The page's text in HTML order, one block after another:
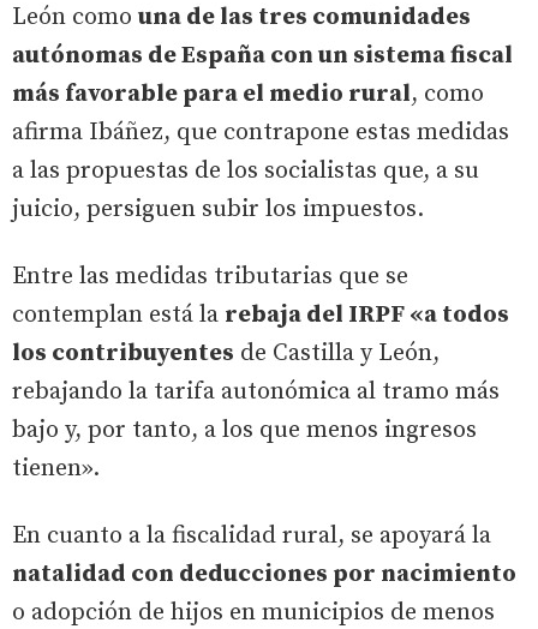
León como una de las tres comunidades
autónomas de España con un sistema fiscal
más favorable para el medio rural, como
afirma Ibáñez, que contrapone estas medidas
a las propuestas de los socialistas que, a su
juicio, persiguen subir los impuestos.
Entre las medidas tributarias que se
contemplan está la rebaja del IRPF «a todos
los contribuyentes de Castilla y León,
rebajando la tarifa autonómica al tramo más
bajo y, por tanto, a los que menos ingresos
tienen».
En cuanto a la fiscalidad rural, se apoyará la
natalidad con deducciones por nacimiento
o adopción de hijos en municipios de menos